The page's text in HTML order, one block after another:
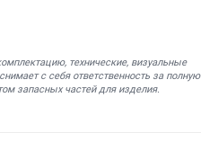
технические, визуальные
с себя ответственность за полную
запасных частей для изделия.